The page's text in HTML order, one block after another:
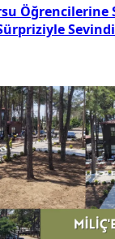
Öğrencilerine
Sevindi